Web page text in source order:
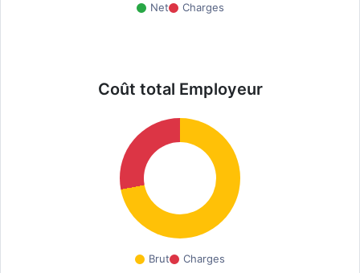
Net Charges
Coût total Employeur
Brut Charges